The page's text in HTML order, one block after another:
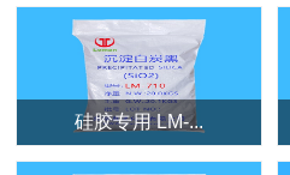
硅胶专用 LM-...